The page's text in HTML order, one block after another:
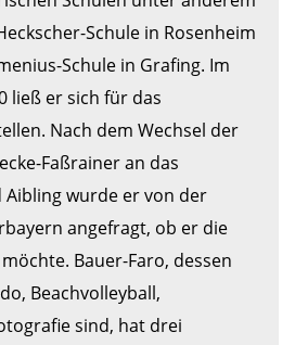
Schule in Rosenheim
Schule in Grafing. Im
ließ er sich für das
Nach dem Wechsel der
Faßrainer an das
wurde er von der
angefragt, ob er die
Bauer-Faro, dessen
Beachvolleyball,
sind, hat drei